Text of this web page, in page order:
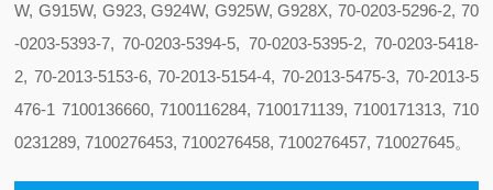
W, G915W, G923, G924W, G925W, G928X, 70-0203-5296-2, 70
-0203-5393-7, 70-0203-5394-5, 70-0203-5395-2, 70-0203-5418-
2, 70-2013-5153-6, 70-2013-5154-4, 70-2013-5475-3, 70-2013-5
476-1 7100136660, 7100116284, 7100171139, 7100171313, 710
0231289, 7100276453, 7100276458, 7100276457, 710027645。